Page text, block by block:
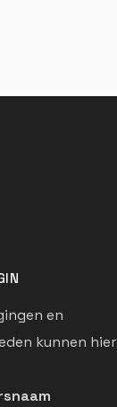
en
kunnen hier